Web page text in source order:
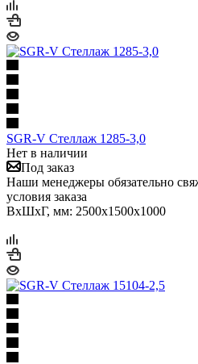
SGR-V Стеллаж 1285-3,0
Нет в наличии
Под заказ
Наши менеджеры обязательно
условия заказа
ВхШхГ, мм: 2500x1500x1000